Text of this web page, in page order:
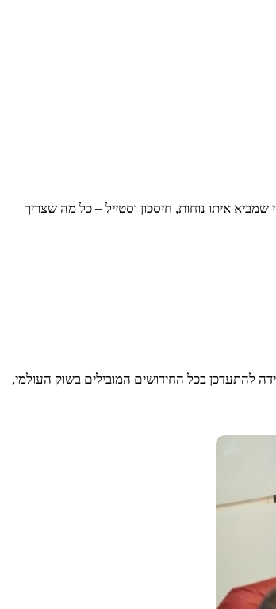
איתו נוחות, חיסכון וסטייל – כל מה שצריך
שווים לכל כיס. החברה מקפידה להתעדכן בכל החידושים המובילים בשוק העולמי,